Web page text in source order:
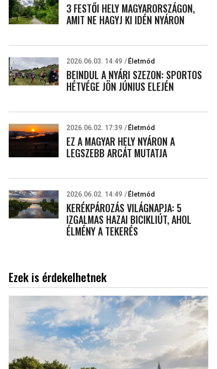
3 FESTŐI HELY MAGYARORSZÁGON,
AMIT NE HAGYJ KI IDÉN NYÁRON
2026.06.03. 14:49 Életmód
BEINDUL A NYÁRI SZEZON: SPORTOS
HÉTVÉGE JÖN JÚNIUS ELEJÉN
2026.06.02. 17:39 Életmód
EZ A MAGYAR HELY NYÁRON A
LEGSZEBB ARCÁT MUTATJA
2026.06.02. 14:49 Életmód
KERÉKPÁROZÁS VILÁGNAPJA: 5
IZGALMAS HAZAI BICIKLIÚT, AHOL
ÉLMÉNY A TEKERÉS
Ezek is érdekelhetnek